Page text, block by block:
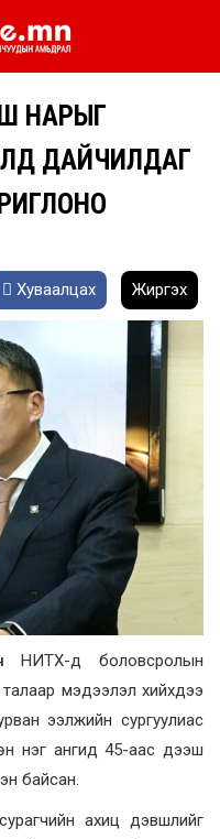
НАРЫГ
ДАЙЧИЛДАГ
Хуваалцах Жиргэх
НИТХ-д боловсролын
талаар мэдээлэл хийхдээ
ээлжийн сургуулиас
нэг ангид 45-аас дээш
байсан.
ахиц дэвшлийг